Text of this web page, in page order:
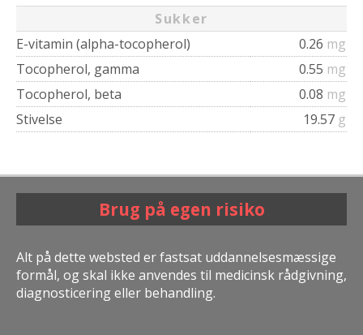
Sukker
E-vitamin (alpha-tocopherol)
0.26 mg
Tocopherol, gamma
0.55 mg
Tocopherol, beta
0.08 mg
Stivelse
19.57 g
Brug på egen risiko
Alt på dette websted er fastsat uddannelsesmæssige
formål, og skal ikke anvendes til medicinsk rådgivning,
diagnosticering eller behandling.